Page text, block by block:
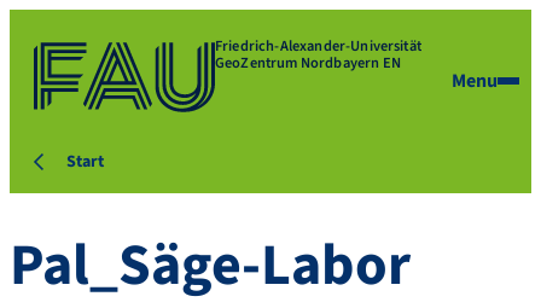
Friedrich-Alexander-Universität
GeoZentrum Nordbayern EN
Menu
Start
Pal_Säge-Labor